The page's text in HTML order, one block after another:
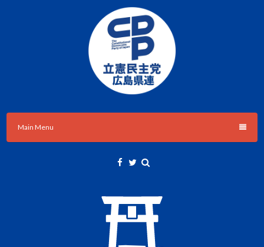
立憲民主党広島県総支部連合会
Main Menu